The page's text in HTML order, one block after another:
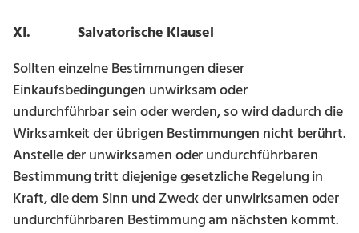
XI. Salvatorische Klausel
Sollten einzelne Bestimmungen dieser
Einkaufsbedingungen unwirksam oder
undurchführbar sein oder werden, so wird dadurch die
Wirksamkeit der übrigen Bestimmungen nicht berührt.
Anstelle der unwirksamen oder undurchführbaren
Bestimmung tritt diejenige gesetzliche Regelung in
Kraft, die dem Sinn und Zweck der unwirksamen oder
undurchführbaren Bestimmung am nächsten kommt.